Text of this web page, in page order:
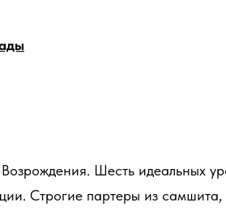
Шесть идеальных
Строгие партеры из